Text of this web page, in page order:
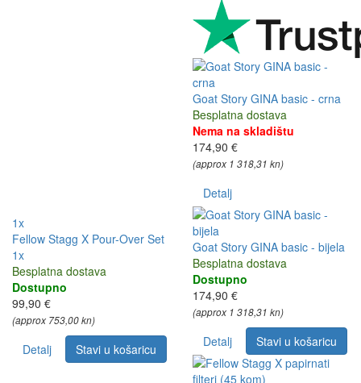
1x
Fellow Stagg X Pour-Over Set
1x
Besplatna dostava
Dostupno
99,90 €
(approx 753,00 kn)
Detalj Stavi u košaricu
Goat Story GINA basic - crna
Besplatna dostava
Nema na skladištu
174,90 €
(approx 1 318,31 kn)
Detalj
Goat Story GINA basic - bijela
Besplatna dostava
Dostupno
174,90 €
(approx 1 318,31 kn)
Detalj Stavi u košaricu